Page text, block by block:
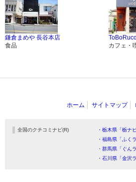
鎌倉まめや 長谷本店
食品
カフェ・
ホーム サイトマップ
全国のクチコミナビ(R) ・栃木県「栃ナ
・福島県「ふく
・群馬県「ぐん
・石川県「金沢